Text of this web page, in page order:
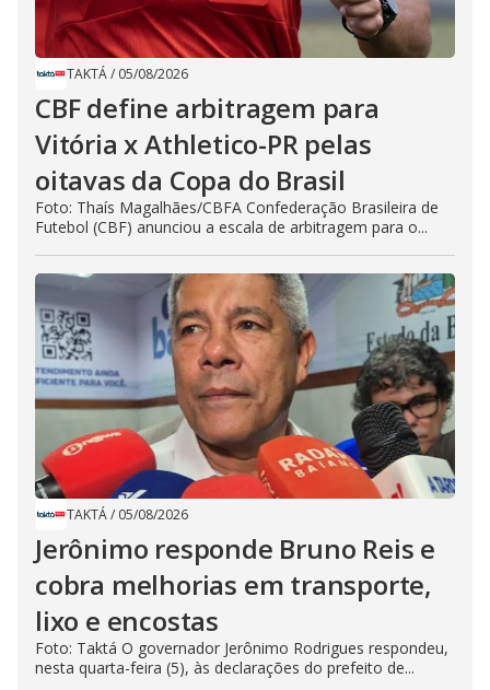
TAKTÁ/ 05/08/2026
CBF define arbitragem para
Vitória x Athletico-PR pelas
oitavas da Copa do Brasil
Foto: Thaís Magalhães/CBFA Confederação Brasileira de
Futebol (CBF) anunciou a escala de arbitragem para o...
TAKTÁ/ 05/08/2026
Jerônimo responde Bruno Reis e
cobra melhorias em transporte,
lixo e encostas
Foto: Taktá O governador Jerônimo Rodrigues respondeu,
nesta quarta-feira (5), às declarações do prefeito de...